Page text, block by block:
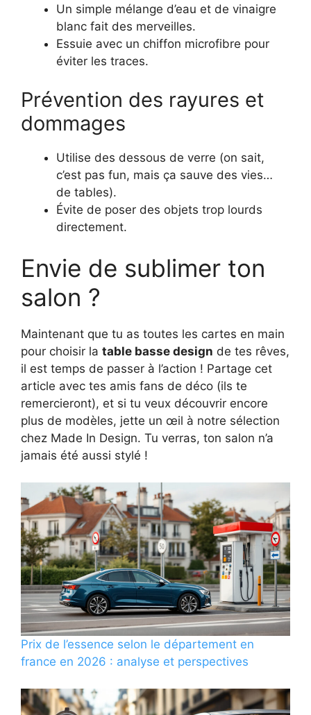
Un simple mélange d’eau et de vinaigre
blanc fait des merveilles.
Essuie avec un chiffon microfibre pour
éviter les traces.
Prévention des rayures et
dommages
Utilise des dessous de verre (on sait,
c’est pas fun, mais ça sauve des vies…
de tables).
Évite de poser des objets trop lourds
directement.
Envie de sublimer ton
salon ?
Maintenant que tu as toutes les cartes en main
pour choisir la table basse design de tes rêves,
il est temps de passer à l’action ! Partage cet
article avec tes amis fans de déco (ils te
remercieront), et si tu veux découvrir encore
plus de modèles, jette un œil à notre sélection
chez Made In Design. Tu verras, ton salon n’a
jamais été aussi stylé !
Prix de l’essence selon le département en
france en 2026 : analyse et perspectives